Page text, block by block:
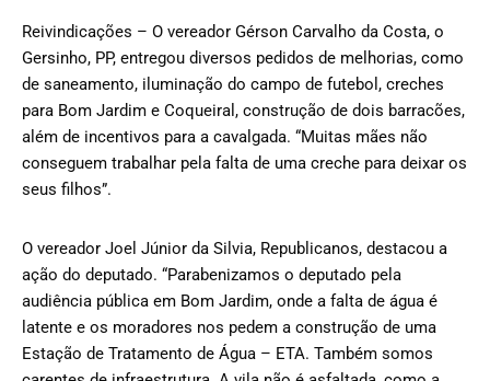
Reivindicações – O vereador Gérson Carvalho da Costa, o
Gersinho, PP, entregou diversos pedidos de melhorias, como
de saneamento, iluminação do campo de futebol, creches
para Bom Jardim e Coqueiral, construção de dois barracões,
além de incentivos para a cavalgada. “Muitas mães não
conseguem trabalhar pela falta de uma creche para deixar os
seus filhos”.
O vereador Joel Júnior da Silvia, Republicanos, destacou a
ação do deputado. “Parabenizamos o deputado pela
audiência pública em Bom Jardim, onde a falta de água é
latente e os moradores nos pedem a construção de uma
Estação de Tratamento de Água – ETA. Também somos